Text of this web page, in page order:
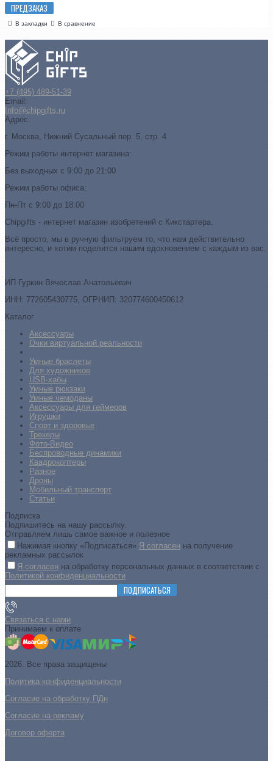
ПРЕДЗАКАЗ
В закладки В сравнение
+7 (495) 489-51-39
Email:
Info@chipgifts.ru
Адрес:
г. Москва, Нижний Сусальный пер. 5, стр. 4
Режим работы интернет магазина:
Без выходных с 9:00 до 21:00
Режим работы офиса:
Пн-Пт с 9:00 до 18:00
Chipgifts - интернет магазин изобретений с Кикстартера.
Всё просто, мы в ручную фильтруем то, что нам действительно
интересно, и хотим поделится нашим вдохновением с каждым из вас.
ИП Гуркин Вячеслав Анатольевич
ИНН: 772605430775, ОГРНИП: 320774600450612
Каталог
Аксессуары
Очки виртуальной реальности
Умные браслеты
Для художников
USB-хабы
Умные рюкзаки
Умные чемоданы
Аксессуары для геймеров
Игрушки
Спорт и здоровье
Трекеры
Фото-Видео
Беспроводные динамики
Квадрокоптеры
Разное
Дроны
Мобильный транспорт
Статьи
Подписка
Подпишитесь на нашу рассылку.
Отправляем лишь самое важное и полезное
Нажимая кнопку «Подписаться» Я согласен на получение
рекламных рассылок
Я согласен на обработку персональных данных в соответствии с
Политикой конфиденциальности
ПОДПИСАТЬСЯ
Связаться с нами
Принимаем к оплате
2026. Все права защищены
Политика конфиденциальности
Согласие на обработку ПДн
Cогласие на рекламу
Договор оферта